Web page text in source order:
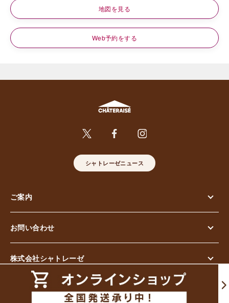
地図を見る
Web予約をする
シャトレーゼニュース
ご案内
お問い合わせ
株式会社シャトレーゼ
© Chateraise Co.,Ltd. All Rights Reserved.